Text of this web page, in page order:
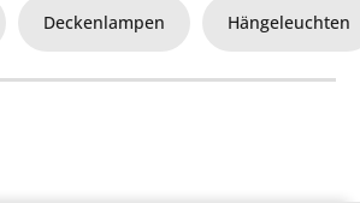
Deckenlampen Hängeleuchten